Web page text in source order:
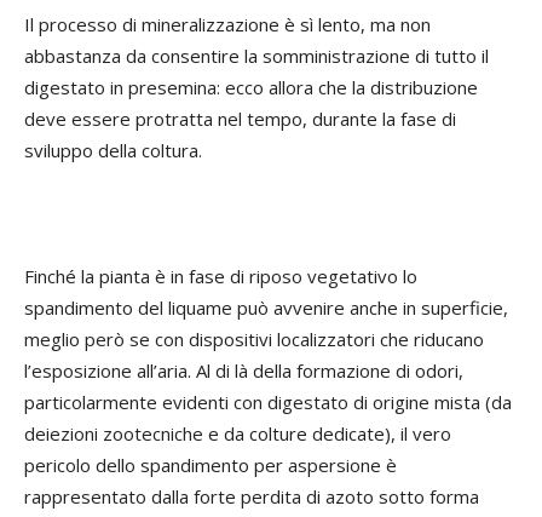
Il processo di mineralizzazione è sì lento, ma non
abbastanza da consentire la somministrazione di tutto il
digestato in presemina: ecco allora che la distribuzione
deve essere protratta nel tempo, durante la fase di
sviluppo della coltura.
Finché la pianta è in fase di riposo vegetativo lo
spandimento del liquame può avvenire anche in superficie,
meglio però se con dispositivi localizzatori che riducano
l’esposizione all’aria. Al di là della formazione di odori,
particolarmente evidenti con digestato di origine mista (da
deiezioni zootecniche e da colture dedicate), il vero
pericolo dello spandimento per aspersione è
rappresentato dalla forte perdita di azoto sotto forma